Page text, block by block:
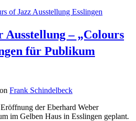
Ausstellung – „Colours
für Publikum
Frank Schindelbeck
der Eberhard Weber
im Gelben Haus in Esslingen geplant.